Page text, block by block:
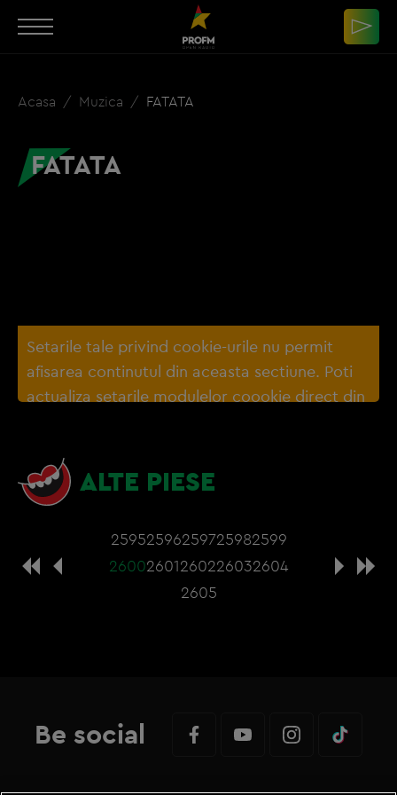
Acasa Muzica FATATA
FATATA
Setarile tale privind cookie-urile nu permit
afisarea continutul din aceasta sectiune. Poti
actualiza setarile modulelor coookie direct din
ALTE PIESE
25952596259725982599
26002601260226032604
2605
Be social